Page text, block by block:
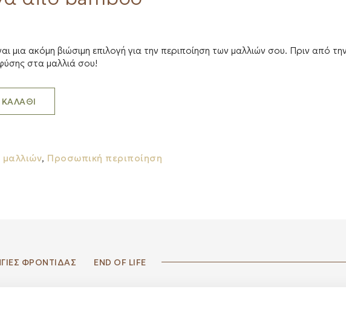
μια ακόμη βιώσιμη επιλογή για την περιποίηση των μαλλιών σου. Πριν από
στα μαλλιά σου!
, Προσωπική περιποίηση
ΦΡΟΝΤΙΔΑΣ END OF LIFE